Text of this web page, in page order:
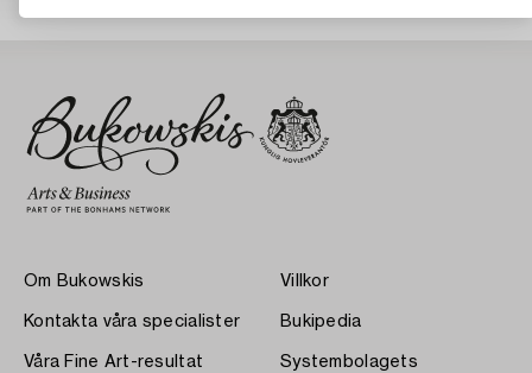
Om Bukowskis
Kontakta våra specialister
Våra Fine Art-resultat
Villkor
Bukipedia
Systembolagets